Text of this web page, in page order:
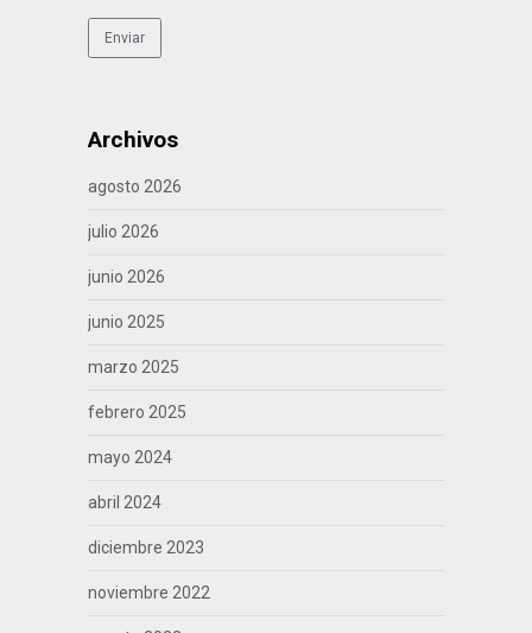
Archivos
agosto 2026
julio 2026
junio 2026
junio 2025
marzo 2025
febrero 2025
mayo 2024
abril 2024
diciembre 2023
noviembre 2022